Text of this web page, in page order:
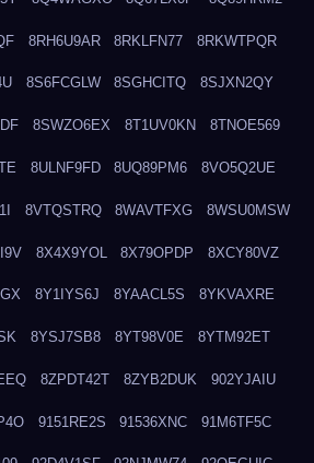
8RH6U9AR 8RKLFN77 8RKWTPQR
8S6FCGLW 8SGHCITQ 8SJXN2QY
8SWZO6EX 8T1UV0KN 8TNOE569
8ULNF9FD 8UQ89PM6 8VO5Q2UE
8VTQSTRQ 8WAVTFXG 8WSU0MSW
8X4X9YOL 8X79OPDP 8XCY80VZ
8Y1IYS6J 8YAACL5S 8YKVAXRE
8YSJ7SB8 8YT98V0E 8YTM92ET
8ZPDT42T 8ZYB2DUK 902YJAIU
9151RE2S 91536XNC 91M6TF5C